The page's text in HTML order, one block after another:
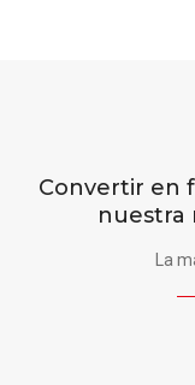
Convertir en
nuestra
La